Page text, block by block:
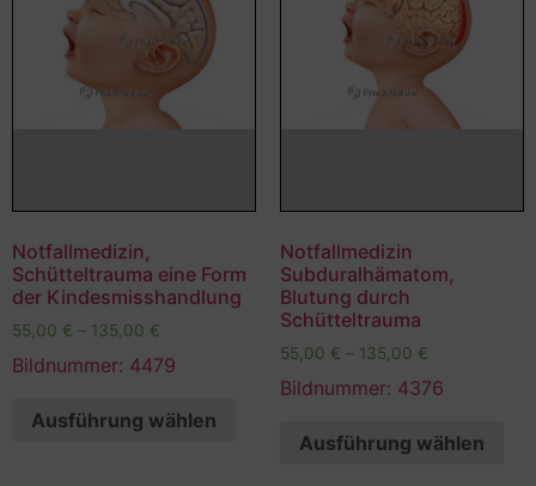
Notfallmedizin,
Schütteltrauma eine Form
der Kindesmisshandlung
55,00 € – 135,00 €
Bildnummer: 4479
Ausführung wählen
Notfallmedizin
Subduralhämatom,
Blutung durch
Schütteltrauma
55,00 € – 135,00 €
Bildnummer: 4376
Ausführung wählen